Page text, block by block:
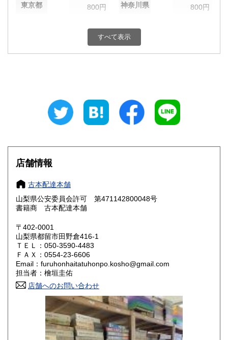
東京都 800円 神奈川県 800円
800円 富山県
800円 三重県
大阪府
奈良県
鳥取県 800円 島根県
岡山県
山口県 800円
香川県 800円 愛媛県
高知県 800円
800円 長崎県
800円 大分県
すべて表示
店舗情報
古本配達本舗
山梨県公安委員会許可 第471142800048号
書籍商 古本配達本舗
〒402-0001
山梨県都留市田野倉416-1
ＴＥＬ：050-3590-4483
ＦＡＸ：0554-23-6606
Email：furuhonhaitatuhonpo.kosho@gmail.com
担当者：檜垣圭佑
店舗へのお問い合わせ